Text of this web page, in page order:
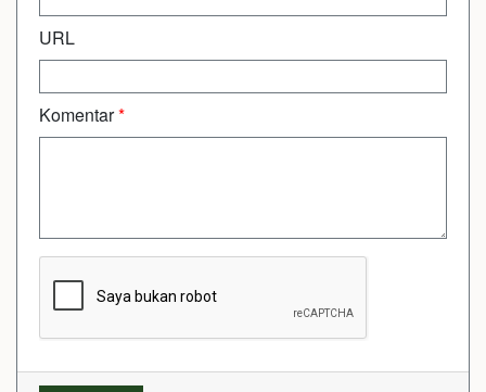
URL
Komentar*